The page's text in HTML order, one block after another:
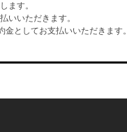
ます。
いいただきます。
としてお支払いいただきます。